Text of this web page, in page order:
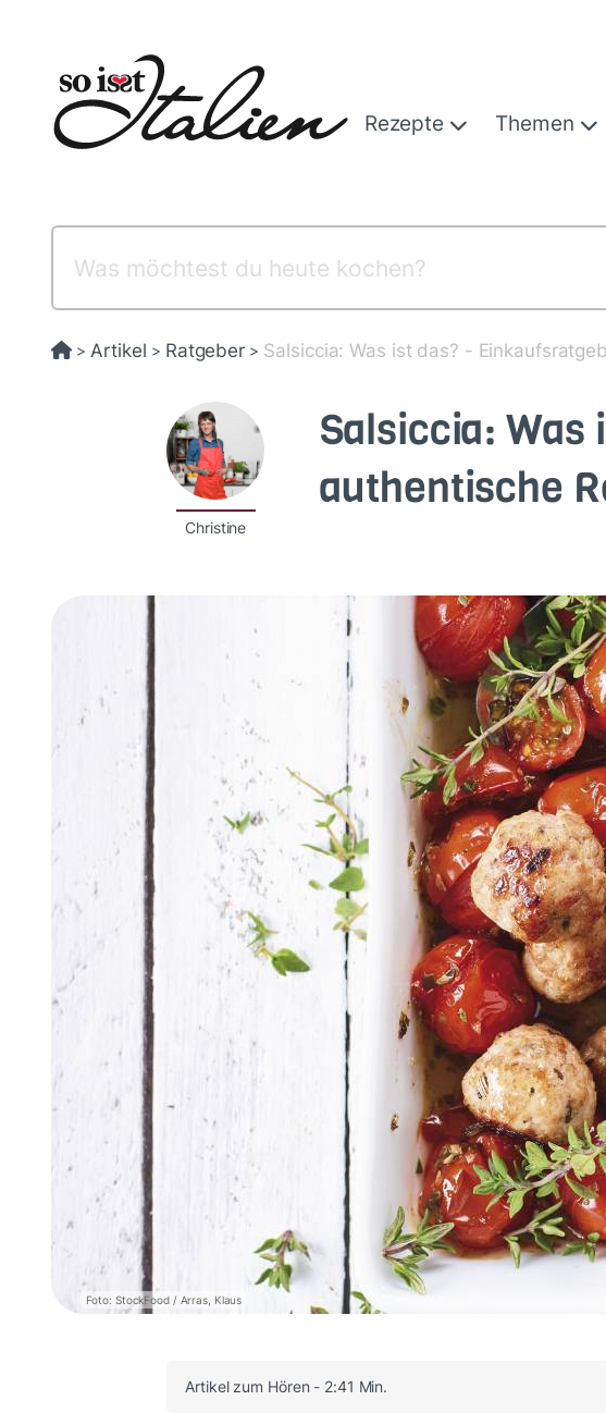
Rezepte Themen
> Artikel > Ratgeber > Salsiccia: Was ist das? -
Christine
Salsiccia:
authentische
Foto: StockFood / Arras, Klaus
Artikel zum Hören - 2:41 Min.